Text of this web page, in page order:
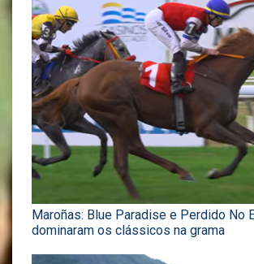
Maroñas: Blue Paradise e Perdido No
dominaram os clássicos na grama